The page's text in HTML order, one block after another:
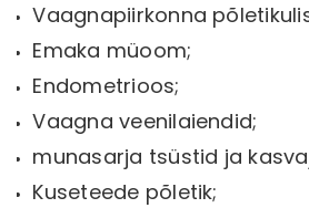
Vaagnapiirkonna
Emaka müoom;
Endometrioos;
Vaagna veenilaiendid;
munasarja tsüstid ja
Kuseteede põletik;